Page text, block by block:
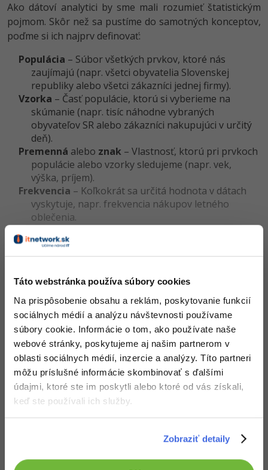
Táto webstránka používa súbory cookies
Na prispôsobenie obsahu a reklám, poskytovanie funkcií
sociálnych médií a analýzu návštevnosti používame
súbory cookie. Informácie o tom, ako používate naše
webové stránky, poskytujeme aj našim partnerom v
oblasti sociálnych médií, inzercie a analýzy. Títo partneri
môžu príslušné informácie skombinovať s ďalšími
údajmi, ktoré ste im poskytli alebo ktoré od vás získali,
keď ste používali ich služby.
Zobraziť detaily
Ako dátoví analytici by sme mali rozumieť štatistickým
pojmom. Skôr než sa pustíme do samotných konceptov,
poďme si ich najprv definovať:
Populácia – Súbor všetkých prvkov, ktoré nás
zaujímajú (napr. všetci obyvatelia Slovenskej
republiky alebo všetci zákazníci jednej firmy).
Vzorka – Časť populácie, ktorú si vyberieme na
skúmanie (napr. tisíc náhodne vybraných
obyvateľov SR alebo zákazníci nakupujúci v určitý
deň).
Premenná alebo znak – Vlastnosť, ktorú pri prvkoch
populácie alebo vzorky sledujeme (napr. vek,
výška, príjem).
Frekvencia – Koľkokrát sa určitá hodnota v dátach
vyskytuje, napr. frekvencia nákupov letného
oblečenia.
...koniec náhľadu článku...
Pokračuj ďalej
Kúpiť PRO verziu kurzu
Vedomosti v hodnote stoviek tisíc získaš za pár eur
ukázali niečo nového a užitočného.